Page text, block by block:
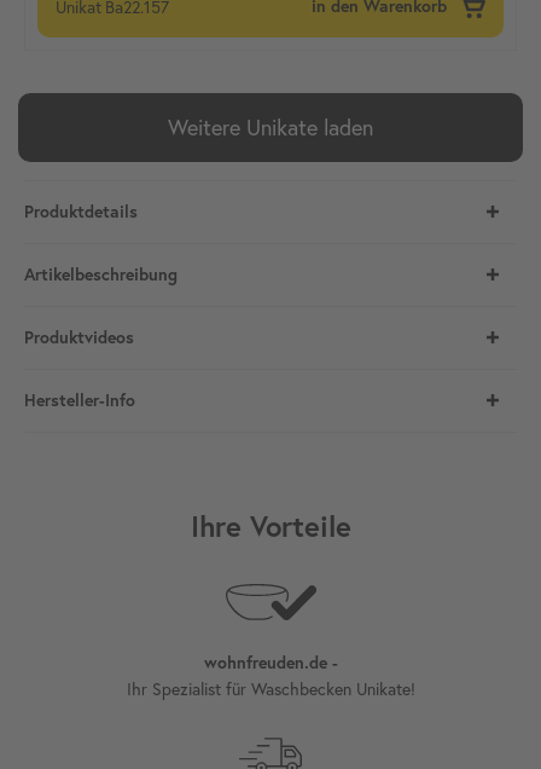
Unikat Ba22.157 in den Warenkorb
Weitere Unikate laden
Produktdetails
Artikelbeschreibung
Produktvideos
Hersteller-Info
Ihre Vorteile
wohnfreuden.de -
Ihr Spezialist für Waschbecken Unikate!